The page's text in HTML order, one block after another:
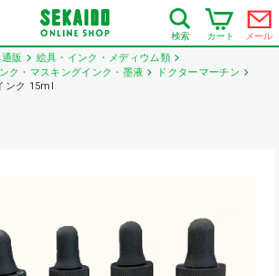
検索 カート メール
販
絵具・インク・メディウム類
ク・マスキングインク・墨液
ドクターマーチン
ンク 15ml